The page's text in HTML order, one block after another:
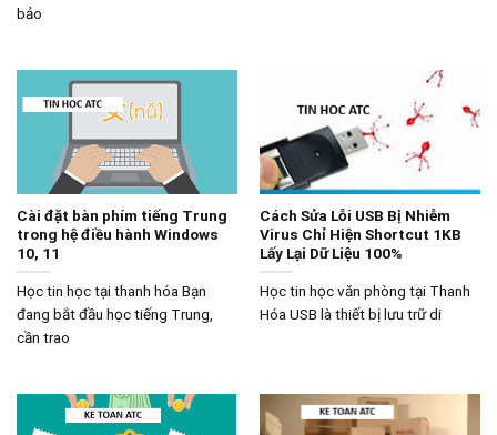
bảo
Cài đặt bàn phím tiếng Trung
trong hệ điều hành Windows
10, 11
Học tin học tại thanh hóa Bạn
đang bắt đầu học tiếng Trung,
cần trao
Cách Sửa Lỗi USB Bị Nhiễm
Virus Chỉ Hiện Shortcut 1KB
Lấy Lại Dữ Liệu 100%
Học tin học văn phòng tại Thanh
Hóa USB là thiết bị lưu trữ di